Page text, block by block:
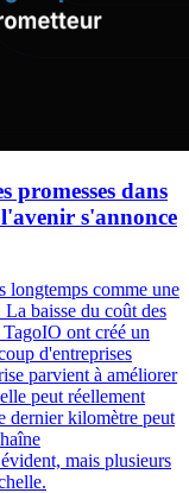
promesses dans
s'annonce
longtemps comme une
baisse du coût des
TagoIO ont créé un
d'entreprises
parvient à améliorer
peut réellement
dernier kilomètre peut
mais plusieurs